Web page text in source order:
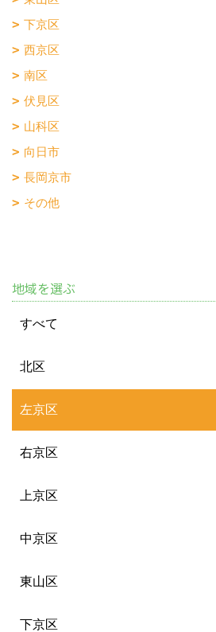
下京区
西京区
南区
伏見区
山科区
向日市
長岡京市
その他
地域を選ぶ
すべて
北区
左京区
右京区
上京区
中京区
東山区
下京区